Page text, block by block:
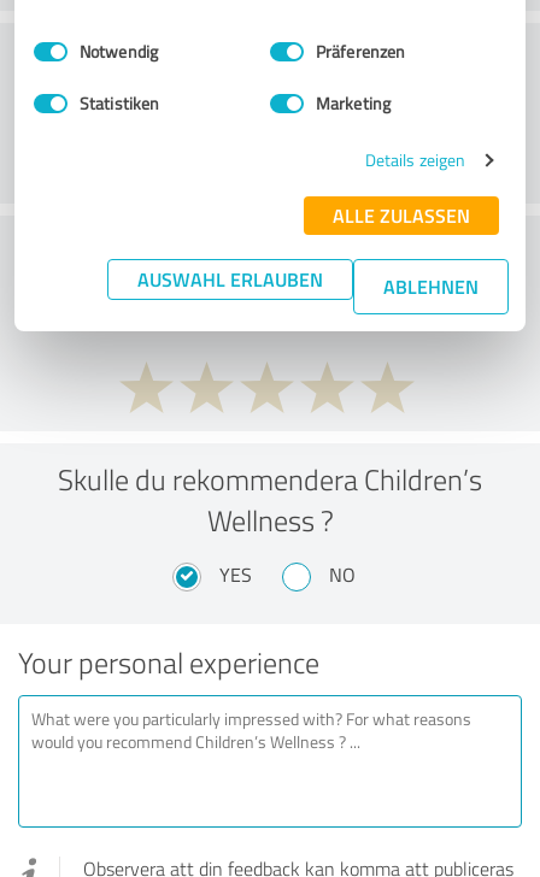
Impressum Datenschutzbestimmungen
Einwilligungsauswahl
Notwendig Präferenzen
Statistiken Marketing
Details zeigen
ALLE ZULASSEN
AUSWAHL ERLAUBEN ABLEHNEN
Kundservice
What do you think of the price to
performance ratio?
Skulle du rekommendera Children’s
Wellness ?
YES NO
Your personal experience
Observera att din feedback kan komma att publiceras